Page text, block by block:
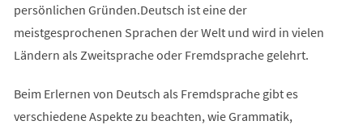
persönlichen Gründen.Deutsch ist eine der
meistgesprochenen Sprachen der Welt und wird in vielen
Ländern als Zweitsprache oder Fremdsprache gelehrt.
Beim Erlernen von Deutsch als Fremdsprache gibt es
verschiedene Aspekte zu beachten, wie Grammatik,